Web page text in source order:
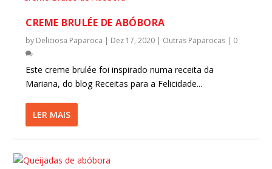
CREME BRULÉE DE ABÓBORA
by Deliciosa Paparoca | Dez 17, 2020 | Outras Paparocas | 0
Este creme brulée foi inspirado numa receita da
Mariana, do blog Receitas para a Felicidade...
LER MAIS